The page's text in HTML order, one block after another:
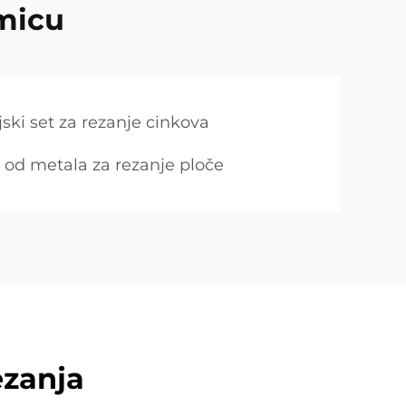
set za rezanje cinkova
metala za rezanje ploče